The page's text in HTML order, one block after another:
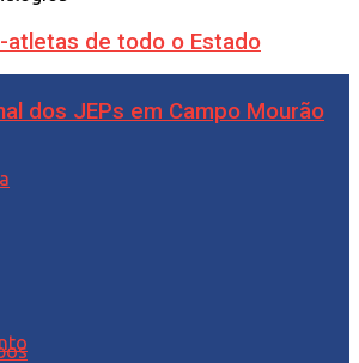
atletas de todo o Estado
dos JEPs em Campo Mourão